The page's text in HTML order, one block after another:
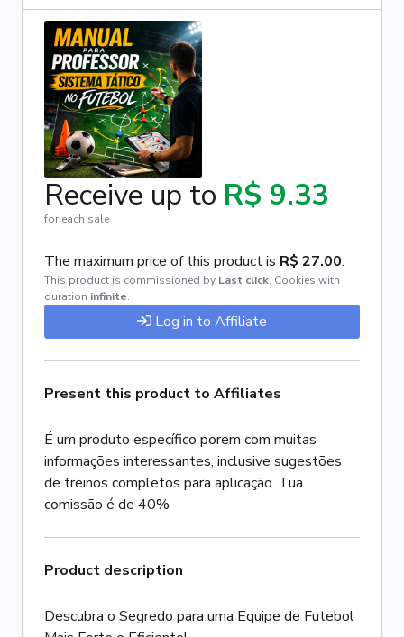
Receive up to R$ 9.33
for each sale
The maximum price of this product is R$ 27.00.
This product is commissioned by Last click, Cookies with
duration infinite.
Log in to Affiliate
Present this product to Affiliates
É um produto específico porem com muitas
informações interessantes, inclusive sugestões
de treinos completos para aplicação. Tua
comissão é de 40%
Product description
Descubra o Segredo para uma Equipe de Futebol